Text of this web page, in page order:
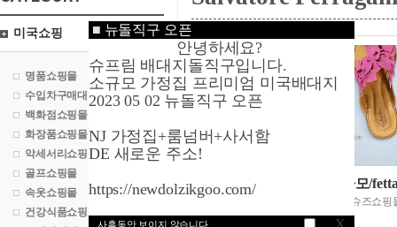
■ 뉴돌직구 오픈
안녕하세요?
슈프림 배대지돌직구입니다.
소규모 가정집 프리미엄 미국배대지
2023 05 02 뉴돌직구 오픈
NJ 가정집+룸넘버+사서함
DE 새로운 주소!
https://newdolzikgoo.com/
사흘동안 보이지 않습니다 X
미국쇼핑
명품쇼핑몰
수입차구매대행
백화점쇼핑몰
화장품쇼핑몰
악세서리쇼핑몰
골프쇼핑몰
속옷쇼핑몰
건강식품쇼핑몰
자포스닷컴/페라가모/
세계최대의온라인슈즈쇼핑